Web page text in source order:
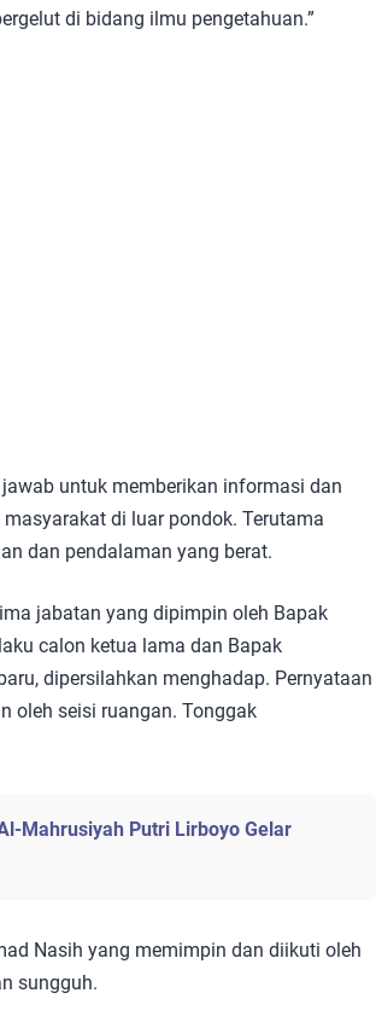
di bidang ilmu pengetahuan.”
untuk memberikan informasi dan
di luar pondok. Terutama
dan pendalaman yang berat.
jabatan yang dipimpin oleh Bapak
calon ketua lama dan Bapak
dipersilahkan menghadap. Pernyataan
oleh seisi ruangan. Tonggak
Mahrusiyah Putri Lirboyo Gelar
Nasih yang memimpin dan diikuti oleh
sungguh.